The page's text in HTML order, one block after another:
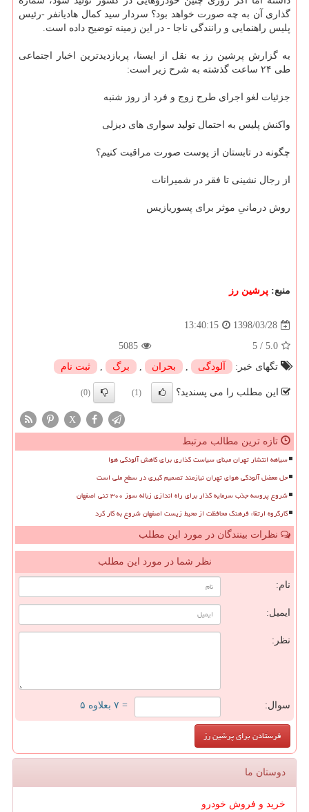
گذاری آن به چه صورت خواهد بود؟ سردار سید كمال هادیانفر -رئیس
پلیس راهنمایی و رانندگی ناجا - در این زمینه توضیح داده است.
به گزارش پرشین رز به نقل از ایسنا، پربازدیدترین اخبار اجتماعی
طی ۲۴ ساعت گذشته به شرح زیر است:
جزئیات لغو اجرای طرح زوج و فرد از روز شنبه
واكنش پلیس به احتمال تولید سواری های دیزلی
چگونه در تابستان از پوست صورت مراقبت كنیم؟
از رجال نشینی تا فقر در شمیرانات
روش درمانیِ موثر برای پسوریازیس
منبع: پرشین رز
1398/03/28
13:40:15
5.0
/
5
5085
تگهای خبر:
آلودگی , بحران , برگ , ثبت نام
این مطلب را می پسندید؟ (1)
(0)
X
تازه ترین مطالب مرتبط
سیاهه انتشار تهران مبنای سیاست گذاری برای کاهش آلودگی هوا
حل معضل آلودگی هوای تهران نیازمند تصمیم گیری در سطح ملی است
شروع پروسه جذب سرمایه گذار برای راه اندازی زباله سوز ۳۰۰ تنی اصفهان
کارگروه ارتقاء فرهنگ محافظت از محیط زیست اصفهان شروع به کار کرد
نظرات بینندگان در مورد این مطلب
نظر شما در مورد این مطلب
نام:
ایمیل:
نظر:
سوال: = ۷ بعلاوه ۵
دوستان ما
خرید و فروش خودرو